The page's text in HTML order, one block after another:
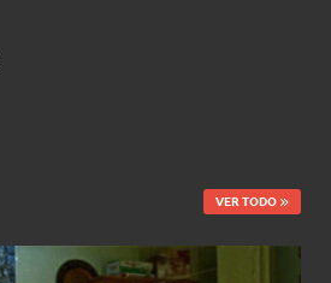
VER TODO